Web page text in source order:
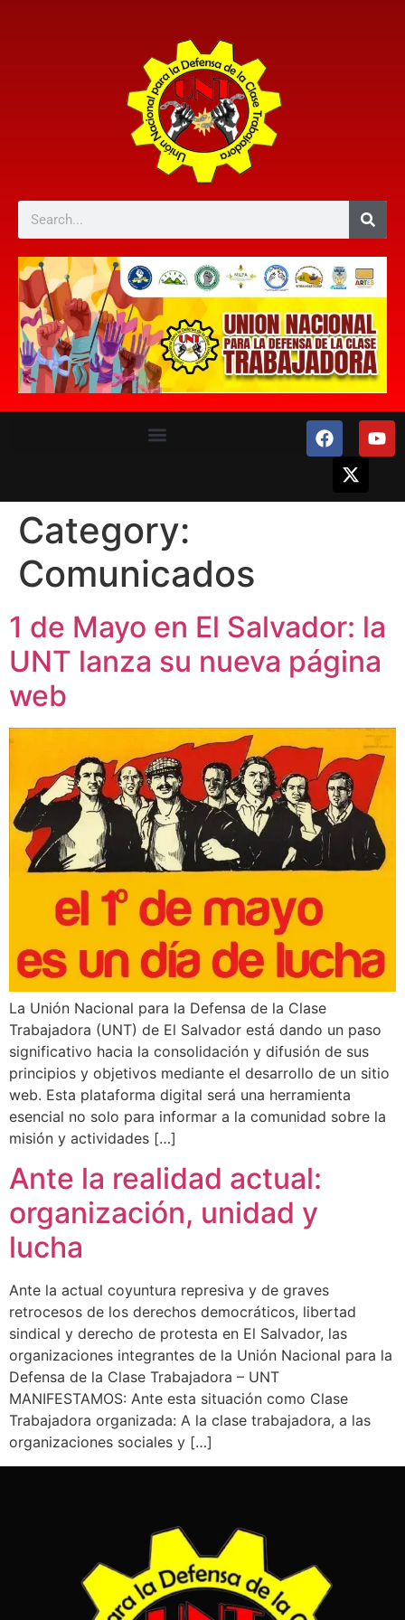
Category:
Comunicados
1 de Mayo en El Salvador: la
UNT lanza su nueva página
web
La Unión Nacional para la Defensa de la Clase
Trabajadora (UNT) de El Salvador está dando un paso
significativo hacia la consolidación y difusión de sus
principios y objetivos mediante el desarrollo de un sitio
web. Esta plataforma digital será una herramienta
esencial no solo para informar a la comunidad sobre la
misión y actividades […]
Ante la realidad actual:
organización, unidad y
lucha
Ante la actual coyuntura represiva y de graves
retrocesos de los derechos democráticos, libertad
sindical y derecho de protesta en El Salvador, las
organizaciones integrantes de la Unión Nacional para la
Defensa de la Clase Trabajadora – UNT
MANIFESTAMOS: Ante esta situación como Clase
Trabajadora organizada: A la clase trabajadora, a las
organizaciones sociales y […]